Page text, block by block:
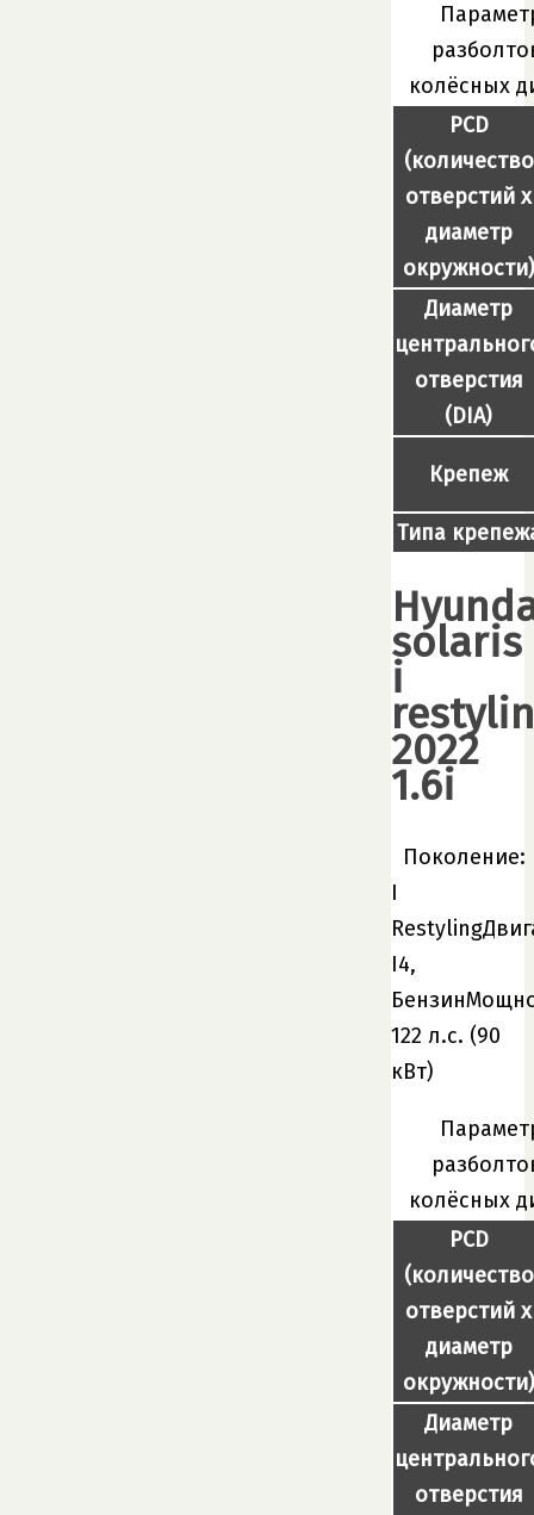
колёсных
PCD
(количество
отверстий x
диаметр
окружности)
Диаметр
отверстия
(DIA)
Крепеж
Типа
solaris
i
2022
1.6i
Поколение:
I
I4,
122 л.с. (90
кВт)
колёсных
PCD
(количество
отверстий x
диаметр
окружности)
Диаметр
отверстия